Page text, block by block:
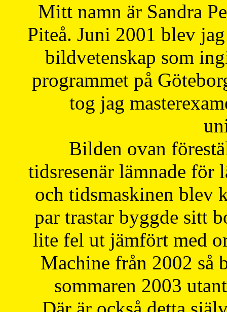
Mitt namn är Sandra
Piteå. Juni 2001 blev
bildvetenskap som
programmet på
tog jag
Bilden ovan
tidsresenär lämnade för
och tidsmaskinen blev
par trastar byggde sitt
lite fel ut jämfört med
Machine från 2002 så
sommaren 2003